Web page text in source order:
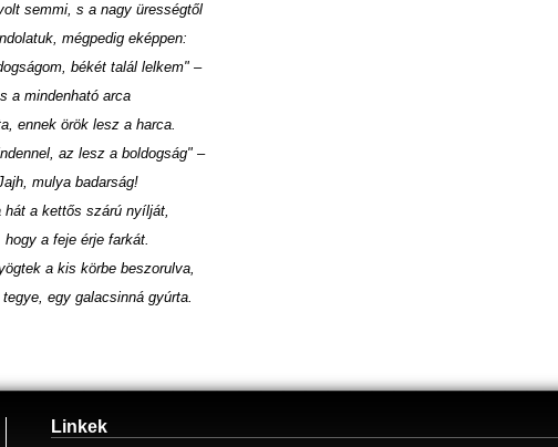
semmi, s a nagy ürességtől
mégpedig eképpen:
békét talál lelkem" –
a mindenható arca
ennek örök lesz a harca.
az lesz a boldogság" –
mulya badarság!
hát a kettős szárú nyílját,
a feje érje farkát.
a kis körbe beszorulva,
egy galacsinná gyúrta.
Linkek